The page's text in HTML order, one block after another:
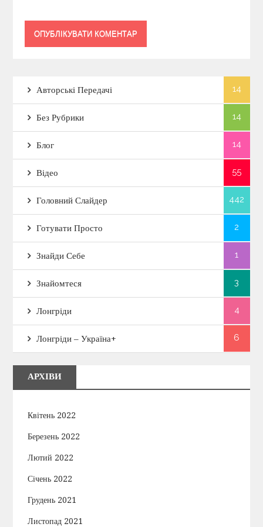
Авторські Передачі 14
Без Рубрики 14
Блог 14
Відео 55
Головний Слайдер 442
Готувати Просто 2
Знайди Себе 1
Знайомтеся 3
Лонгріди 4
Лонгріди – Україна+ 6
АРХІВИ
Квітень 2022
Березень 2022
Лютий 2022
Січень 2022
Грудень 2021
Листопад 2021